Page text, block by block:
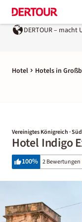
DERTOUR – macht
Hotel Hotels in
Vereinigtes Königreich ·
Hotel Indigo
100% 2 Bewertungen